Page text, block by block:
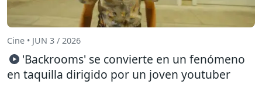
Cine • JUN 3 / 2026
'Backrooms' se convierte en un fenómeno
en taquilla dirigido por un joven youtuber